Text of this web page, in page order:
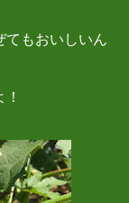
てもおいしいん